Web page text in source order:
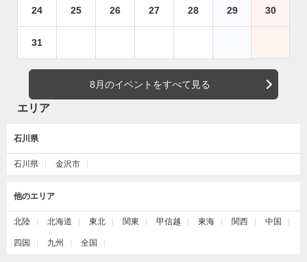
24 25 26 27 28 29 30
31
8月のイベントをすべて見る
エリア
石川県
石川県 金沢市
他のエリア
北陸 北海道 東北 関東 甲信越 東海 関西 中国
四国 九州 全国